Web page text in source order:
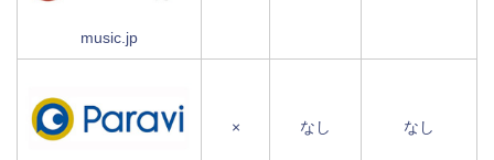
music.jp
× なし なし